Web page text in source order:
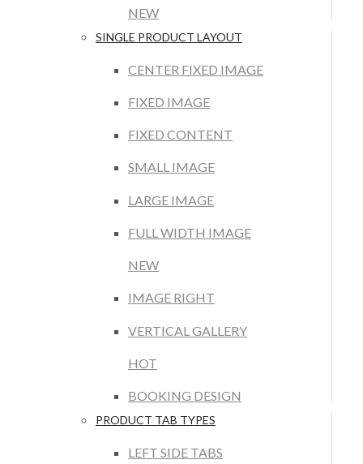
NEW
SINGLE PRODUCT LAYOUT
CENTER FIXED IMAGE
FIXED IMAGE
FIXED CONTENT
SMALL IMAGE
LARGE IMAGE
FULL WIDTH IMAGE
NEW
IMAGE RIGHT
VERTICAL GALLERY
HOT
BOOKING DESIGN
PRODUCT TAB TYPES
LEFT SIDE TABS